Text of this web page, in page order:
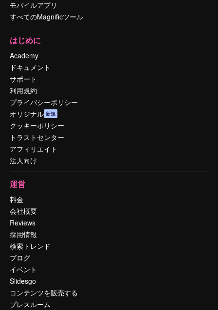
モバイルアプリ
すべてのMagnificツール
はじめに
Academy
ドキュメント
サポート
利用規約
プライバシーポリシー
オリジナル 新規
クッキーポリシー
トラストセンター
アフィリエイト
法人向け
運営
料金
会社概要
Reviews
採用情報
検索トレンド
ブログ
イベント
Slidesgo
コンテンツを販売する
プレスルーム